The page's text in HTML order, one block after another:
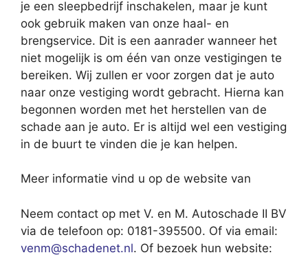
je een sleepbedrijf inschakelen, maar je kunt
ook gebruik maken van onze haal- en
brengservice. Dit is een aanrader wanneer het
niet mogelijk is om één van onze vestigingen te
bereiken. Wij zullen er voor zorgen dat je auto
naar onze vestiging wordt gebracht. Hierna kan
begonnen worden met het herstellen van de
schade aan je auto. Er is altijd wel een vestiging
in de buurt te vinden die je kan helpen.
Meer informatie vind u op de website van
Neem contact op met V. en M. Autoschade II BV
via de telefoon op: 0181-395500. Of via email:
venm@schadenet.nl. Of bezoek hun website: